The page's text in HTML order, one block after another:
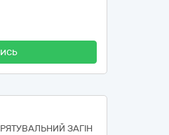
ЗАГІН